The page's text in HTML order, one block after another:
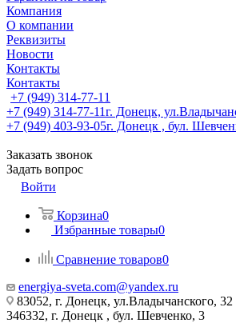
Компания
О компании
Реквизиты
Новости
Контакты
Контакты
+7 (949) 314-77-11
+7 (949) 314-77-11г. Донецк,
+7 (949) 403-93-05г. Донецк , бул.
Заказать звонок
Задать вопрос
Войти
Корзина0
Избранные товары0
Сравнение товаров0
energiya-sveta.com@yandex.ru
83052, г. Донецк, ул.Владычанского, 32
346332, г. Донецк , бул. Шевченко, 3